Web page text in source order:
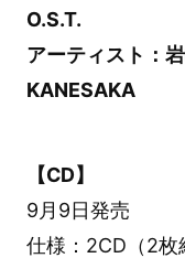
O.S.T.
アーティスト：
KANESAKA
【CD】
9月9日発売
仕様：2CD（2枚